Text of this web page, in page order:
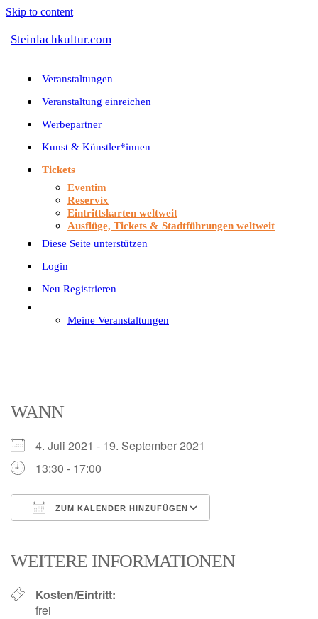
Skip to content
Steinlachkultur.com
Veranstaltungen
Veranstaltung einreichen
Werbepartner
Kunst & Künstler*innen
Tickets
Eventim
Reservix
Eintrittskarten weltweit
Ausflüge, Tickets & Stadtführungen weltweit
Diese Seite unterstützen
Login
Neu Registrieren
Meine Veranstaltungen
WANN
4. Juli 2021 - 19. September 2021
13:30 - 17:00
ZUM KALENDER HINZUFÜGEN
WEITERE INFORMATIONEN
Kosten/Eintritt:
frei